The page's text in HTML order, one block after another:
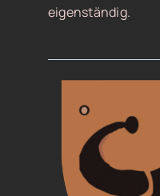
eigenständig.